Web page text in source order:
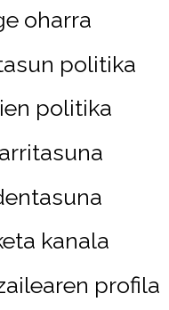
oharra
politika
politika
kanala
profila